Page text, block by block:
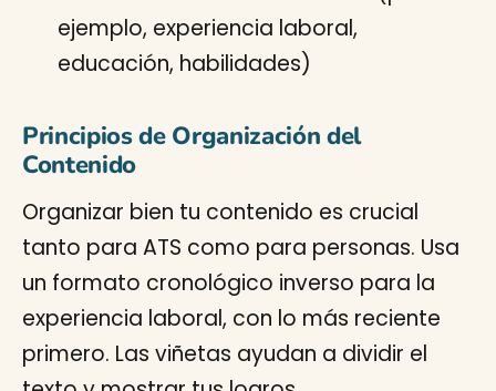
ejemplo, experiencia laboral,
educación, habilidades)
Principios de Organización del
Contenido
Organizar bien tu contenido es crucial
tanto para ATS como para personas. Usa
un formato cronológico inverso para la
experiencia laboral, con lo más reciente
primero. Las viñetas ayudan a dividir el